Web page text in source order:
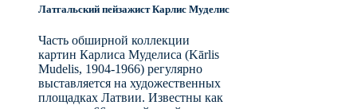
Латгальский пейзажист Карлис Муделис
Часть обширной коллекции
картин Карлиса Муделиса (Kārlis
Mudelis, 1904-1966) регулярно
выставляется на художественных
площадках Латвии. Известны как